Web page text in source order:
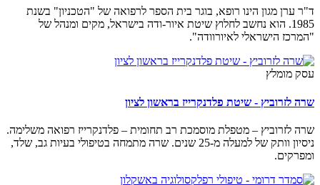
ד"ר ערן מגון הינו רופא, בוגר בית הספר לרפואה של "הטכניון" בשנת
1985. הוא נחשב לחלוץ שיטת איור-ודה בישראל, מקים ומנהל של
"המרכז הישראלי לאיורוודה".
עסק מומלץ
שרה לזרוביץ - שיטת פלדנקרייז בראשון לציון
שרה לזרוביץ – מטפלת מוסמכת רב תחומית – פלדנקרייז רפואה משלימה.
ניסיון וותק של למעלה מ-25 שנים. שרה מתמחה בטיפולי בעיות גב, שלד,
ומפרקים.